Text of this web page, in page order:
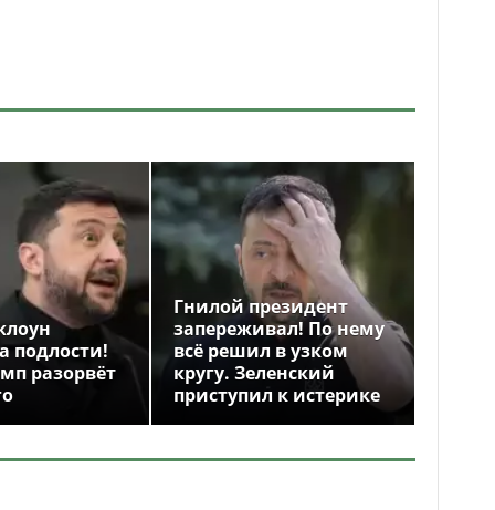
подлости!
разорвёт
Гнилой президент
запереживал! По нему
всё решил в узком
кругу. Зеленский
приступил к истерике